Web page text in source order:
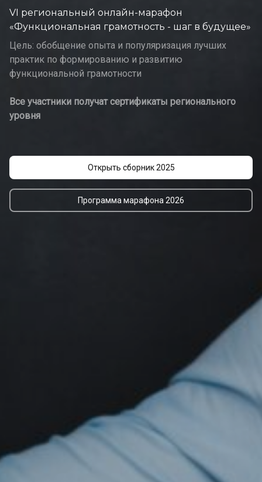
VI региональный онлайн-марафон
«Функциональная грамотность - шаг в будущее»
Цель: обобщение опыта и популяризация лучших
практик по формированию и развитию
функциональной грамотности
Все участники получат сертификаты регионального
уровня
Открыть сборник 2025
Программа марафона 2026